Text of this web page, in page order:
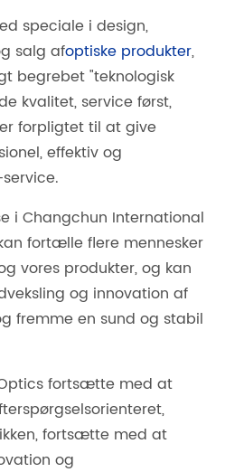
speciale i design,
salg afoptiske produkter,
begrebet "teknologisk
kvalitet, service først,
forpligtet til at give
effektiv og
i Changchun International
fortælle flere mennesker
vores produkter, og kan
og innovation af
fremme en sund og stabil
fortsætte med at
fortsætte med at
og